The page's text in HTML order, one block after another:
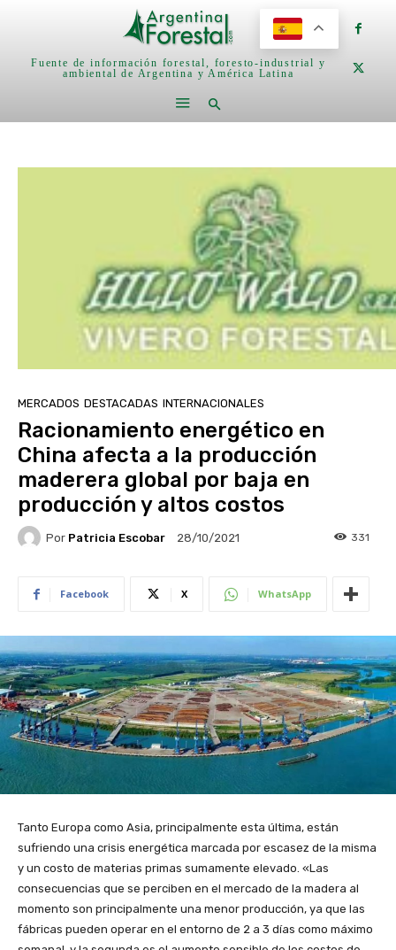
Fuente de información forestal, foresto-industrial y
ambiental de Argentina y América Latina
MERCADOS DESTACADAS INTERNACIONALES
Racionamiento energético en
China afecta a la producción
maderera global por baja en
producción y altos costos
Por Patricia Escobar 28/10/2021 331
Facebook X WhatsApp
Tanto Europa como Asia, principalmente esta última, están
sufriendo una crisis energética marcada por escasez de la misma
y un costo de materias primas sumamente elevado. «Las
consecuencias que se perciben en el mercado de la madera al
momento son principalmente una menor producción, ya que las
fábricas pueden operar en el entorno de 2 a 3 días como máximo